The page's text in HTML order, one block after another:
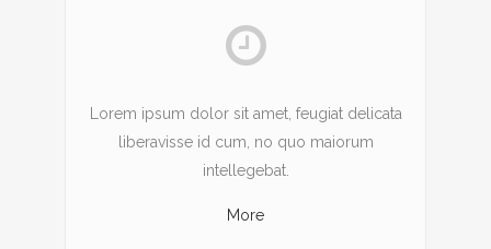
Lorem ipsum dolor sit amet, feugiat delicata
liberavisse id cum, no quo maiorum
intellegebat.
More